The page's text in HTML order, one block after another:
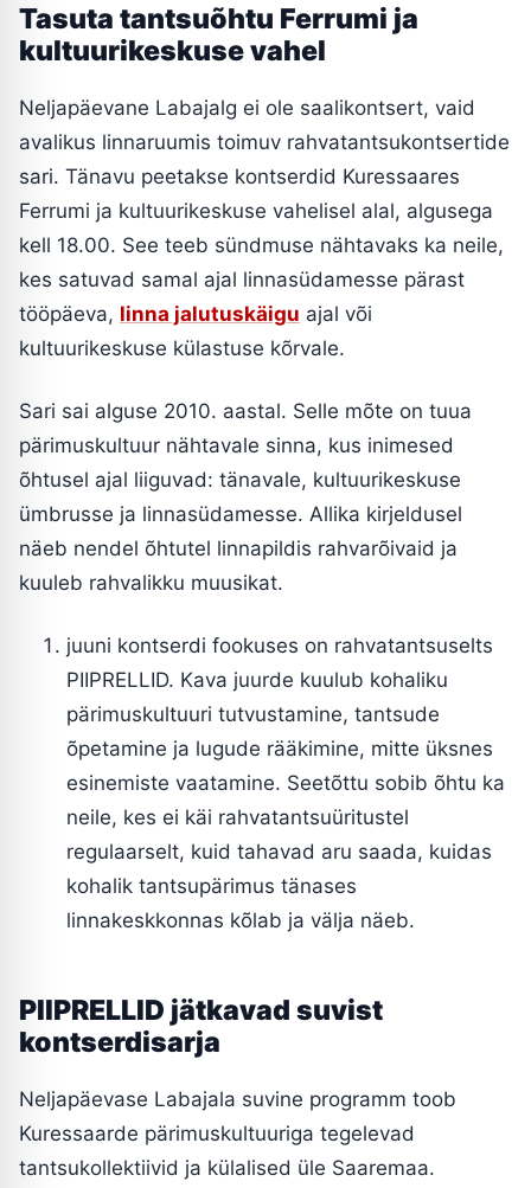
Tasuta tantsuõhtu Ferrumi ja
kultuurikeskuse vahel
Neljapäevane Labajalg ei ole saalikontsert, vaid
avalikus linnaruumis toimuv rahvatantsukontsertide
sari. Tänavu peetakse kontserdid Kuressaares
Ferrumi ja kultuurikeskuse vahelisel alal, algusega
kell 18.00. See teeb sündmuse nähtavaks ka neile,
kes satuvad samal ajal linnasüdamesse pärast
tööpäeva, linna jalutuskäigu ajal või
kultuurikeskuse külastuse kõrvale.
Sari sai alguse 2010. aastal. Selle mõte on tuua
pärimuskultuur nähtavale sinna, kus inimesed
õhtusel ajal liiguvad: tänavale, kultuurikeskuse
ümbrusse ja linnasüdamesse. Allika kirjeldusel
näeb nendel õhtutel linnapildis rahvarõivaid ja
kuuleb rahvalikku muusikat.
juuni kontserdi fookuses on rahvatantsuselts
PIIPRELLID. Kava juurde kuulub kohaliku
pärimuskultuuri tutvustamine, tantsude
õpetamine ja lugude rääkimine, mitte üksnes
esinemiste vaatamine. Seetõttu sobib õhtu ka
neile, kes ei käi rahvatantsuüritustel
regulaarselt, kuid tahavad aru saada, kuidas
kohalik tantsupärimus tänases
linnakeskkonnas kõlab ja välja näeb.
PIIPRELLID jätkavad suvist
kontserdisarja
Neljapäevase Labajala suvine programm toob
Kuressaarde pärimuskultuuriga tegelevad
tantsukollektiivid ja külalised üle Saaremaa.